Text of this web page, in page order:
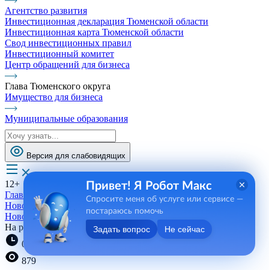
Агентство развития
Инвестиционная декларация Тюменской области
Инвестиционная карта Тюменской области
Свод инвестиционных правил
Инвестиционный комитет
Центр обращений для бизнеса
Глава Тюменского округа
Имущество для бизнеса
Муниципальные образования
Версия для слабовидящих
12+
Главная
Новости, пресса, события
Новости
На радость дошколятам
09:32 05.09.2023
879
Привет! Я Робот Макс
Спросите меня об услуге или сервисе —
постараюсь помочь
Задать вопрос Не сейчас